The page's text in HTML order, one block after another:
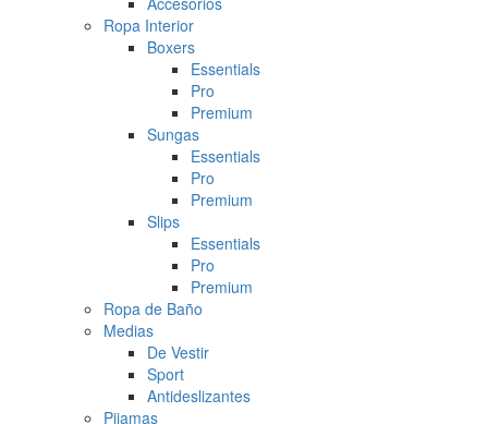
Ropa Interior
Boxers
Essentials
Pro
Premium
Sungas
Essentials
Pro
Premium
Slips
Essentials
Pro
Premium
Ropa de Baño
Medias
De Vestir
Sport
Antideslizantes
Pijamas